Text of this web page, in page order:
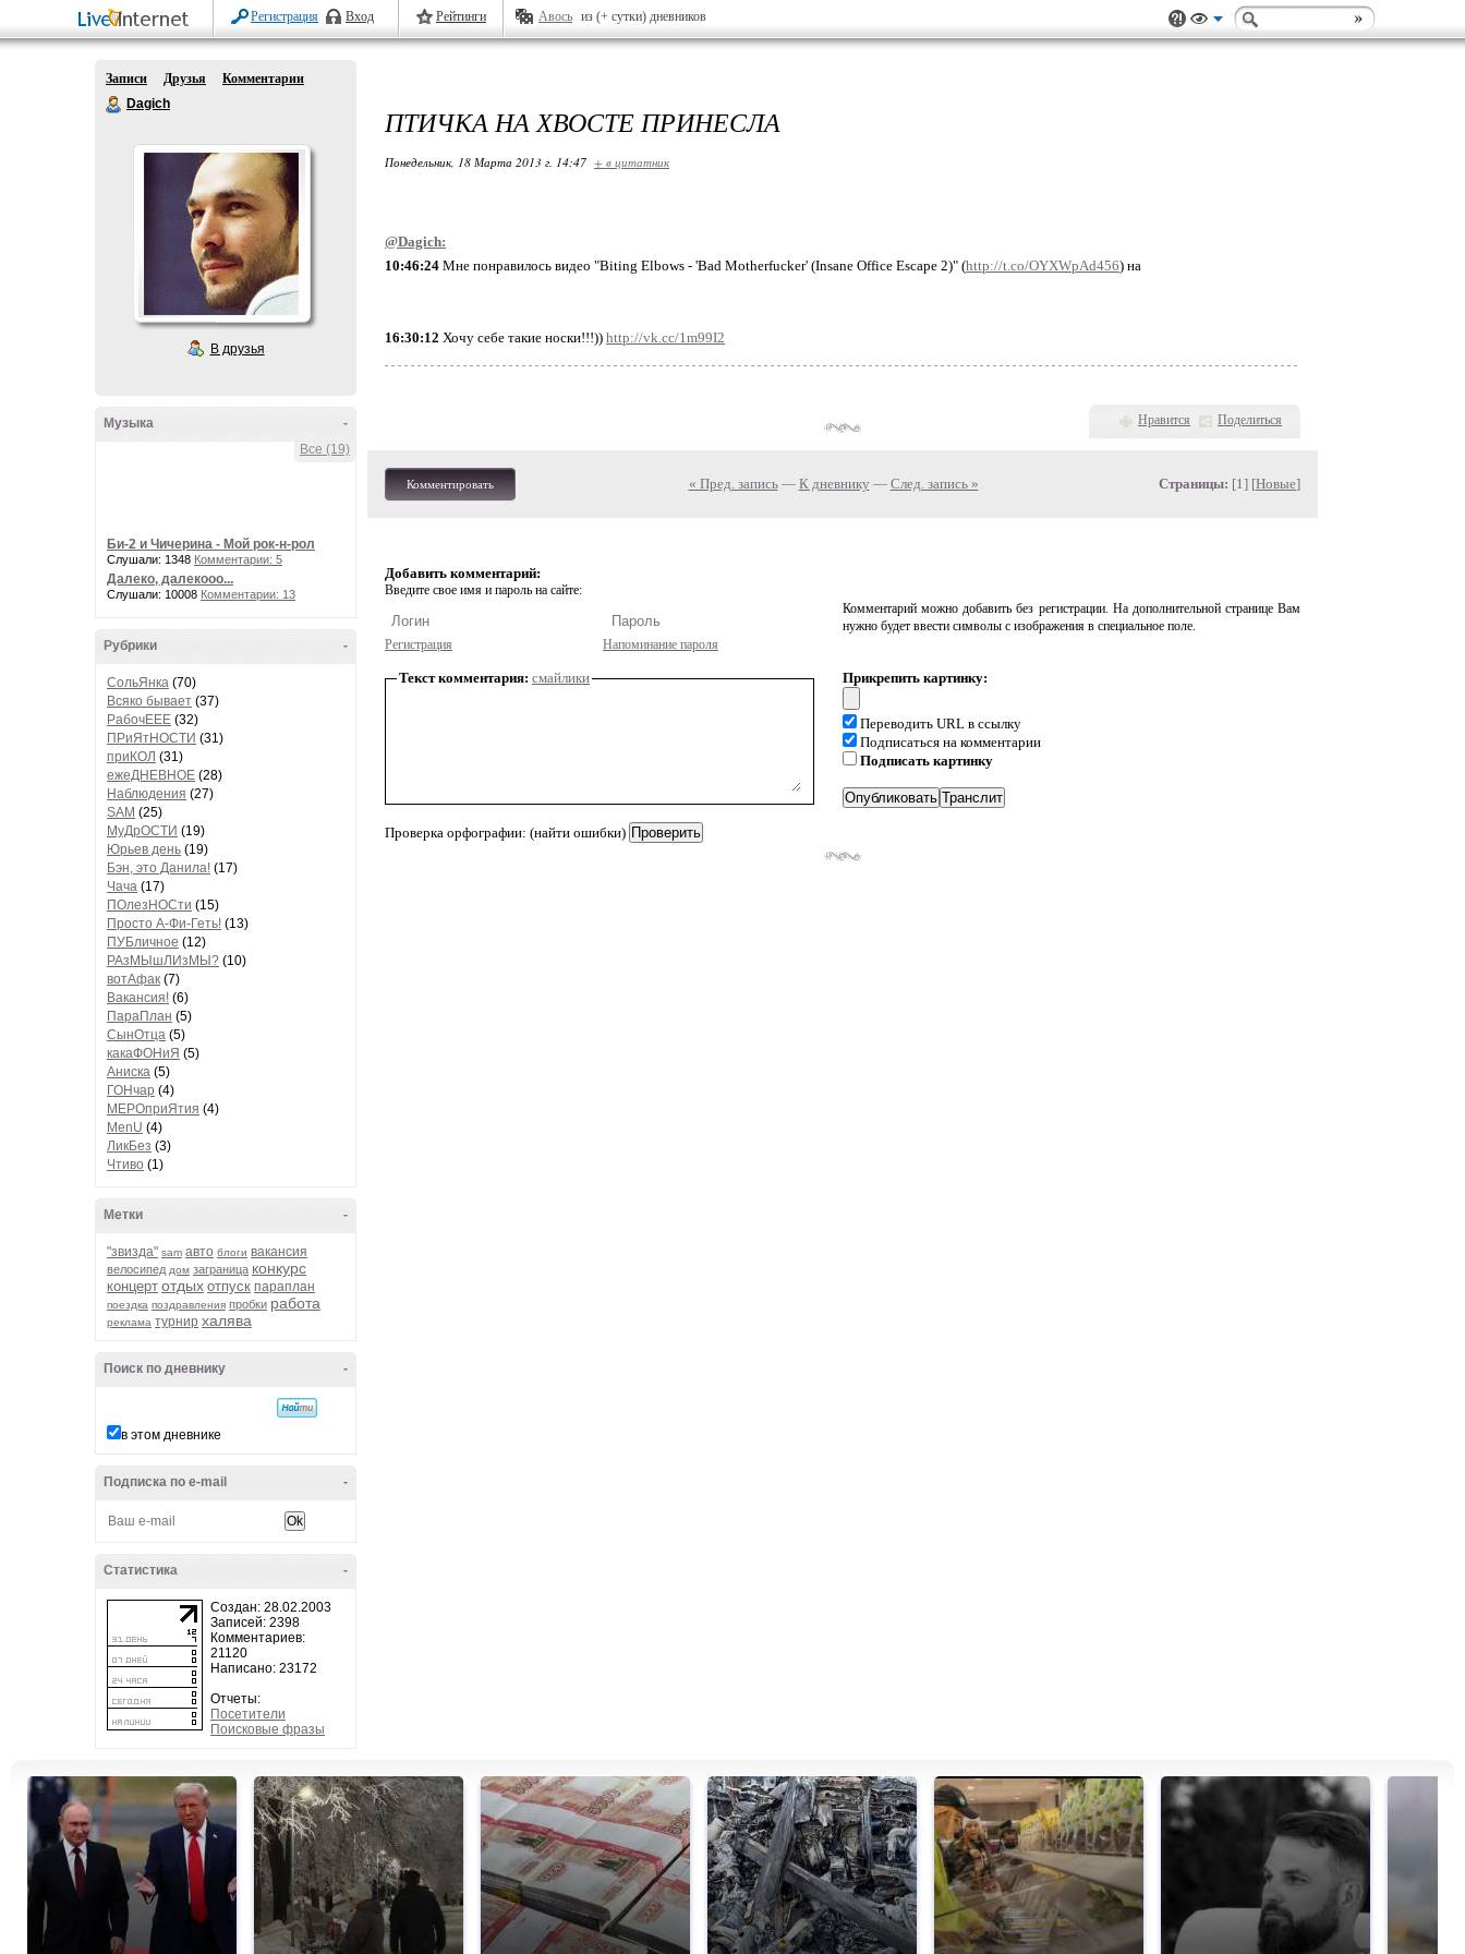
Регистрация Вход Рейтинги Авось из (+ сутки) дневников
Записи Друзья
Комментарии
Dagich
В друзья
-
Музыка
Все (19)
Би-2 и Чичерина - Мой рок-н-рол
Слушали: 1348 Комментарии: 5
Далеко, далекооо...
Слушали: 10008 Комментарии: 13
-
Рубрики
СольЯнка (70)
Всяко бывает (37)
РабочЕЕЕ (32)
ПРиЯтНОСТИ (31)
приКОЛ (31)
ежеДНЕВНОЕ (28)
Наблюдения (27)
SAM (25)
МуДрОСТИ (19)
Юрьев день (19)
Бэн, это Данила! (17)
Чача (17)
ПОлезНОСти (15)
Просто А-Фи-Геть! (13)
ПУБличное (12)
РАзМЫшЛИзМЫ? (10)
вотАфак (7)
Вакансия! (6)
ПараПлан (5)
СынОтца (5)
какаФОНиЯ (5)
Аниска (5)
ГОНчар (4)
МЕРОприЯтия (4)
MenU (4)
ЛикБез (3)
Чтиво (1)
-
Метки
"звизда" sam авто блоги вакансия
велосипед дом заграница конкурс
концерт отдых отпуск параплан
поездка поздравления пробки работа
реклама турнир халява
-
Поиск по дневнику
в этом дневнике
-
Подписка по e-mail
-
Статистика
Создан: 28.02.2003
Записей: 2398
Комментариев:
21120
Написано: 23172
Отчеты:
Посетители
Поисковые фразы
ПТИЧКА НА ХВОСТЕ ПРИНЕСЛА
Понедельник, 18 Марта 2013 г. 14:47 + в цитатник
@Dagich:
10:46:24 Мне понравилось видео "Biting Elbows - 'Bad Motherfucker' (Insane Office Escape 2)" (http://t.co/OYXWpAd456) на
16:30:12 Хочу себе такие носки!!!)) http://vk.cc/1m99I2
Нравится Поделиться
Комментировать « Пред. запись— К дневнику — След. запись » Страницы: [1] [Новые]
Добавить комментарий:
Введите свое имя и пароль на сайте:
Регистрация Напоминание пароля
Комментарий можно добавить без регистрации. На дополнительной странице Вам
нужно будет ввести символы с изображения в специальное поле.
Текст комментария: смайлики
Проверка орфографии: (найти ошибки)
Прикрепить картинку:
Переводить URL в ссылку
Подписаться на комментарии
Подписать картинку